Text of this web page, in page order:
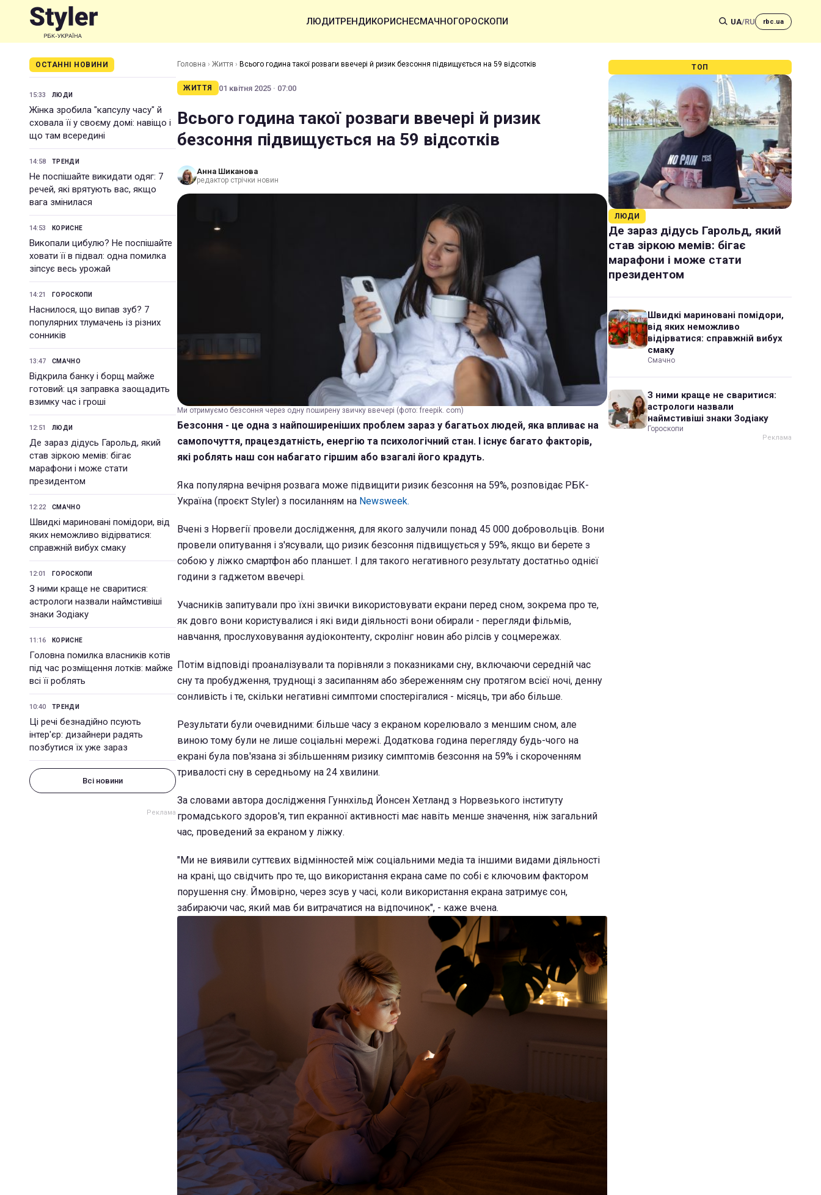
ЛЮДИТРЕНДИКОРИСНЕСМАЧНОГОРОСКОПИ UA/RU rbc.ua
ОСТАННІ НОВИНИ
15:33 ЛЮДИ
Жінка зробила "капсулу часу" й
сховала її у своєму домі: навіщо і
що там всередині
14:58 ТРЕНДИ
Не поспішайте викидати одяг: 7
речей, які врятують вас, якщо
вага змінилася
14:53 КОРИСНЕ
Викопали цибулю? Не поспішайте
ховати її в підвал: одна помилка
зіпсує весь урожай
14:21 ГОРОСКОПИ
Наснилося, що випав зуб? 7
популярних тлумачень із різних
сонників
13:47 СМАЧНО
Відкрила банку і борщ майже
готовий: ця заправка заощадить
взимку час і гроші
12:51 ЛЮДИ
Де зараз дідусь Гарольд, який
став зіркою мемів: бігає
марафони і може стати
президентом
12:22 СМАЧНО
Швидкі мариновані помідори, від
яких неможливо відірватися:
справжній вибух смаку
12:01 ГОРОСКОПИ
З ними краще не сваритися:
астрологи назвали наймстивіші
знаки Зодіаку
11:16 КОРИСНЕ
Головна помилка власників котів
під час розміщення лотків: майже
всі її роблять
10:40 ТРЕНДИ
Ці речі безнадійно псують
інтер'єр: дизайнери радять
позбутися їх уже зараз
Всі новини
Головна › Життя › Всього година такої розваги ввечері й ризик безсоння підвищується на 59 відсотків
ЖИТТЯ 01 квітня 2025 · 07:00
Всього година такої розваги ввечері й ризик
безсоння підвищується на 59 відсотків
Анна Шиканова
редактор стрічки новин
Ми отримуємо безсоння через одну поширену звичку ввечері (фото: freepik. com)
Безсоння - це одна з найпоширеніших проблем зараз у багатьох людей, яка впливає на
самопочуття, працездатність, енергію та психологічний стан. І існує багато факторів,
які роблять наш сон набагато гіршим або взагалі його крадуть.
Яка популярна вечірня розвага може підвищити ризик безсоння на 59%, розповідає РБК-
Україна (проєкт Styler) з посиланням на Newsweek.
Вчені з Норвегії провели дослідження, для якого залучили понад 45 000 добровольців. Вони
провели опитування і з'ясували, що ризик безсоння підвищується у 59%, якщо ви берете з
собою у ліжко смартфон або планшет. І для такого негативного результату достатньо однієї
години з гаджетом ввечері.
Учасників запитували про їхні звички використовувати екрани перед сном, зокрема про те,
як довго вони користувалися і які види діяльності вони обирали - перегляди фільмів,
навчання, прослуховування аудіоконтенту, скролінг новин або рілсів у соцмережах.
Потім відповіді проаналізували та порівняли з показниками сну, включаючи середній час
сну та пробудження, труднощі з засипанням або збереженням сну протягом всієї ночі, денну
сонливість і те, скільки негативні симптоми спостерігалися - місяць, три або більше.
Результати були очевидними: більше часу з екраном корелювало з меншим сном, але
виною тому були не лише соціальні мережі. Додаткова година перегляду будь-чого на
екрані була пов'язана зі збільшенням ризику симптомів безсоння на 59% і скороченням
тривалості сну в середньому на 24 хвилини.
За словами автора дослідження Гуннхільд Йонсен Хетланд з Норвезького інституту
громадського здоров'я, тип екранної активності має навіть менше значення, ніж загальний
час, проведений за екраном у ліжку.
"Ми не виявили суттєвих відмінностей між соціальними медіа та іншими видами діяльності
на крані, що свідчить про те, що використання екрана саме по собі є ключовим фактором
порушення сну. Ймовірно, через зсув у часі, коли використання екрана затримує сон,
забираючи час, який мав би витрачатися на відпочинок", - каже вчена.
ТОП
ЛЮДИ
Де зараз дідусь Гарольд, який
став зіркою мемів: бігає
марафони і може стати
президентом
Швидкі мариновані помідори,
від яких неможливо
відірватися: справжній вибух
смаку
Смачно
З ними краще не сваритися:
астрологи назвали
наймстивіші знаки Зодіаку
Гороскопи